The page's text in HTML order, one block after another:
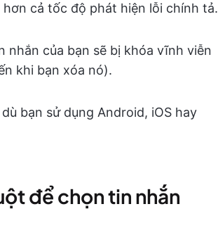
cả tốc độ phát hiện lỗi chính tả.
nhắn của bạn sẽ bị khóa vĩnh viễn
khi bạn xóa nó).
bạn sử dụng Android, iOS hay
để chọn tin nhắn